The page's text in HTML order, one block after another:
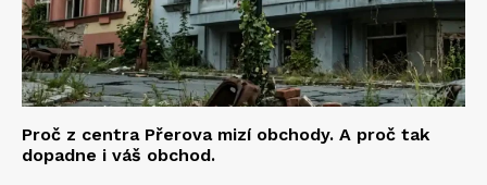
Proč z centra Přerova mizí obchody. A proč tak
dopadne i váš obchod.